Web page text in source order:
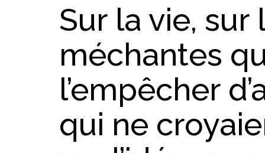
Sur la vie,
méchantes
l’empêcher
qui ne